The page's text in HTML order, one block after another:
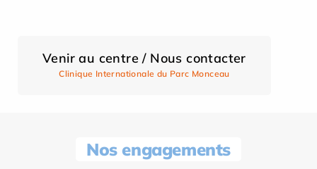
Venir au centre / Nous contacter
Clinique Internationale du Parc Monceau
Nos engagements